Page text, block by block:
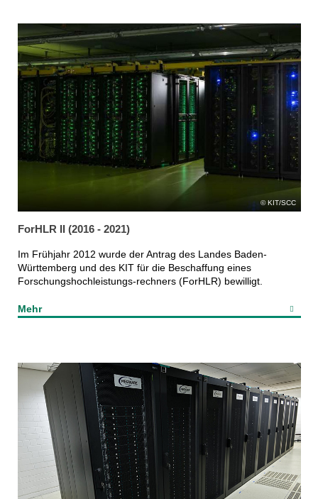
KIT/SCC
ForHLR II (2016 - 2021)
Im Frühjahr 2012 wurde der Antrag des Landes Baden-
Württemberg und des KIT für die Beschaffung eines
Forschungshochleistungs-rechners (ForHLR) bewilligt.
Mehr